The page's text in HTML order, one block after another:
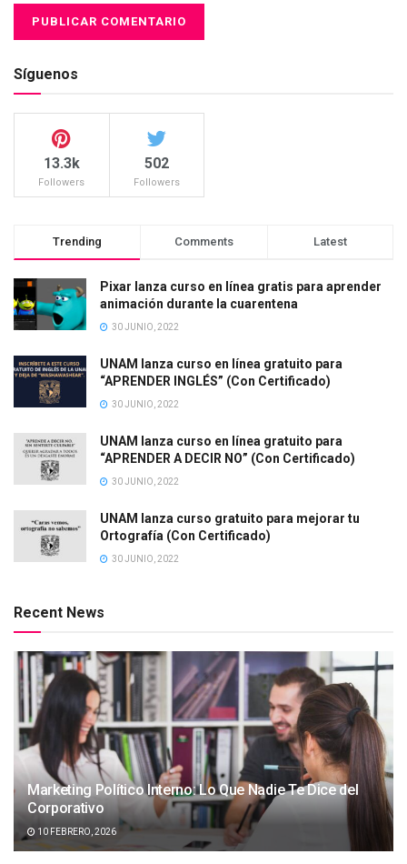
Síguenos
13.3k
Followers
502
Followers
Trending Comments Latest
Pixar lanza curso en línea gratis para aprender
animación durante la cuarentena
30 JUNIO, 2022
UNAM lanza curso en línea gratuito para
“APRENDER INGLÉS” (Con Certificado)
30 JUNIO, 2022
UNAM lanza curso en línea gratuito para
“APRENDER A DECIR NO” (Con Certificado)
30 JUNIO, 2022
UNAM lanza curso gratuito para mejorar tu
Ortografía (Con Certificado)
30 JUNIO, 2022
Recent News
Marketing Político Interno: Lo Que Nadie Te Dice del
Corporativo
10 FEBRERO, 2026